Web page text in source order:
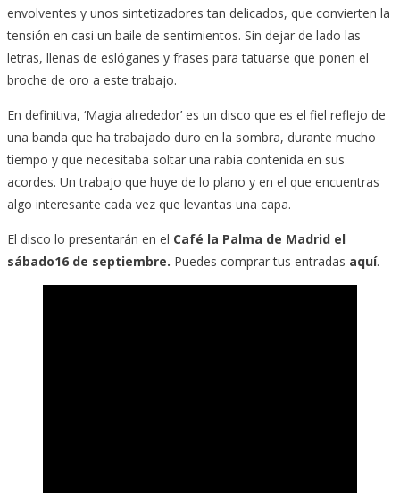
envolventes y unos sintetizadores tan delicados, que convierten la
tensión en casi un baile de sentimientos. Sin dejar de lado las
letras, llenas de eslóganes y frases para tatuarse que ponen el
broche de oro a este trabajo.
En definitiva, ‘Magia alrededor’ es un disco que es el fiel reflejo de
una banda que ha trabajado duro en la sombra, durante mucho
tiempo y que necesitaba soltar una rabia contenida en sus
acordes. Un trabajo que huye de lo plano y en el que encuentras
algo interesante cada vez que levantas una capa.
El disco lo presentarán en el Café la Palma de Madrid el
sábado16 de septiembre. Puedes comprar tus entradas aquí.